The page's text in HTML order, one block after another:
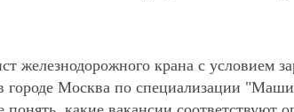
железнодорожного крана с условием
городе Москва по специализации